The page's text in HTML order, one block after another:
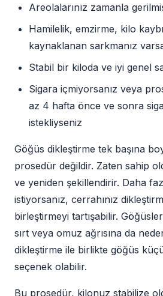
Areolalarınız zamanla
Hamilelik, emzirme, kilo
kaynaklanan sarkmanız
Stabil bir kiloda ve iyi genel
Sigara içmiyorsanız veya
az 4 hafta önce ve sonra
istekliyseniz
Göğüs dikleştirme tek başına
prosedür değildir. Zaten sahip
ve yeniden şekillendirir. Daha
istiyorsanız, cerrahınız
birleştirmeyi tartışabilir.
sırt veya omuz ağrısına da
dikleştirme ile birlikte göğüs
seçenek olabilir.
Bu prosedür, kilonuz stabilize